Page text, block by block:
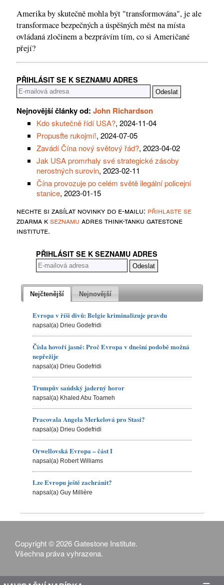
Amerika by skutečně mohla být "transformována", je ale
transformace bezpečných a úspěšných měst na místa
ovládaná zločinem a bezprávím tím, co si Američané
přejí?
PŘIHLÁSIT SE K SEZNAMU ADRES
Nejnovější články od: John Richardson
Kdo skutečně řídí USA?, 2024-11-04
Propusťte rukojmí!, 2024-07-05
Zavádí Čína nový světový řád?, 2023-04-02
Jak USA promrhaly své strategické zásoby
nerostných surovin, 2023-02-11
Čína provozuje po celém světě ilegální policejní
stanice, 2023-01-15
nechte si zasílat novinky do e-mailu: přihlaste se
zdarma kseznamu adres think-tanku gatestone
institute.
PŘIHLÁSIT SE K SEZNAMU ADRES
Nejčtenější Nejnovější
Evropa v říši divů: Belgie kriminalizuje pravdu
napsal(a) Drieu Godefridi
Čísla hovoří jasně: Proč Evropa v dnešní podobě možná
nepřežije
napsal(a) Drieu Godefridi
Trumpův saúdský jaderný horor
napsal(a) Khaled Abu Toameh
Pracovala Angela Merkelová pro Stasi?
napsal(a) Drieu Godefridi
Orwellovská Evropa – část I
napsal(a) Robert Williams
Lze Evropu ještě zachránit?
napsal(a) Guy Millière
Copyright © 2026 Gatestone Institute.
Všechna práva vyhrazena.